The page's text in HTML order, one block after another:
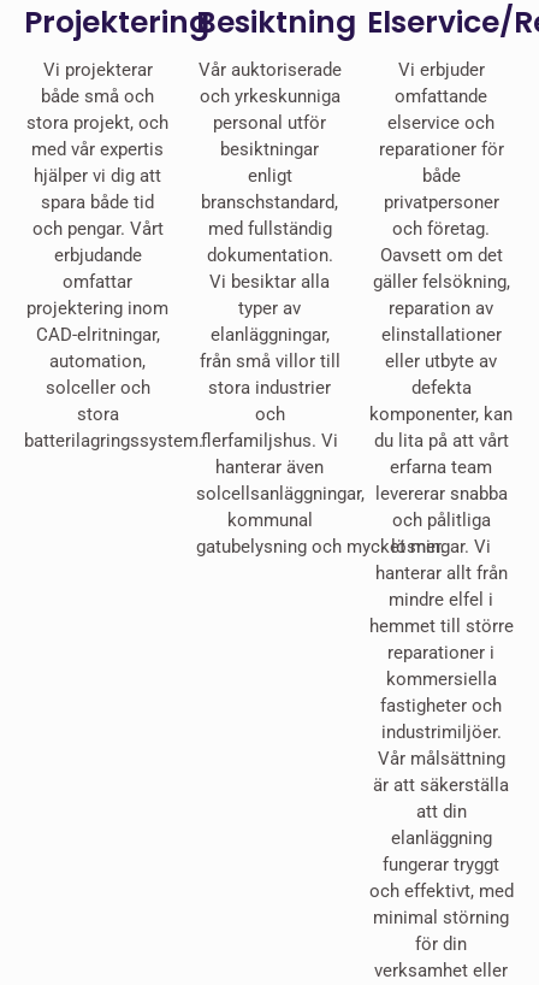
Projektering
Vi projekterar
både små och
stora projekt, och
med vår expertis
hjälper vi dig att
spara både tid
och pengar. Vårt
erbjudande
omfattar
projektering inom
CAD-elritningar,
automation,
solceller och
stora
batterilagringssystem.
Besiktning
Vår auktoriserade
och yrkeskunniga
personal utför
besiktningar
enligt
branschstandard,
med fullständig
dokumentation.
Vi besiktar alla
typer av
elanläggningar,
från små villor till
stora industrier
och
flerfamiljshus. Vi
hanterar även
solcellsanläggningar,
kommunal
gatubelysning och mycket mer.
Elservice/
Vi erbjuder
omfattande
elservice och
reparationer för
både
privatpersoner
och företag.
Oavsett om det
gäller felsökning,
reparation av
elinstallationer
eller utbyte av
defekta
komponenter, kan
du lita på att vårt
erfarna team
levererar snabba
och pålitliga
lösningar. Vi
hanterar allt från
mindre elfel i
hemmet till större
reparationer i
kommersiella
fastigheter och
industrimiljöer.
Vår målsättning
är att säkerställa
att din
elanläggning
fungerar tryggt
och effektivt, med
minimal störning
för din
verksamhet eller